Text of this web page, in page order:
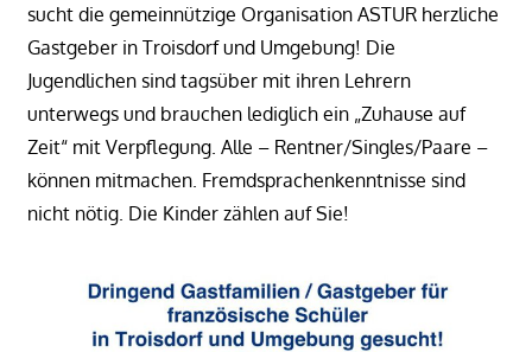
sucht die gemeinnützige Organisation ASTUR herzliche
Gastgeber in Troisdorf und Umgebung! Die
Jugendlichen sind tagsüber mit ihren Lehrern
unterwegs und brauchen lediglich ein „Zuhause auf
Zeit“ mit Verpflegung. Alle – Rentner/Singles/Paare –
können mitmachen. Fremdsprachenkenntnisse sind
nicht nötig. Die Kinder zählen auf Sie!